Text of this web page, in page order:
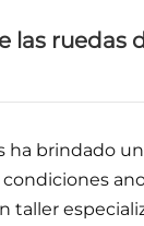
las ruedas
ha brindado
taller